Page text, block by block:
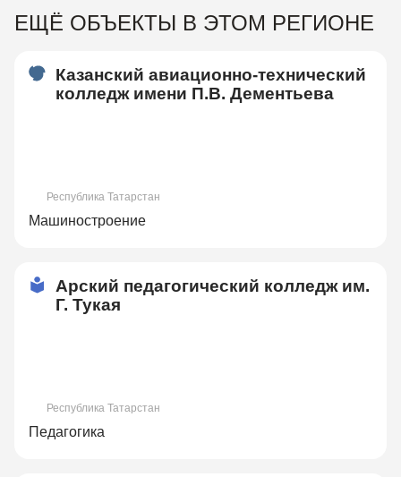
ЕЩЁ ОБЪЕКТЫ В ЭТОМ РЕГИОНЕ
Казанский авиационно-технический
колледж имени П.В. Дементьева
Республика Татарстан
Машиностроение
Арский педагогический колледж им.
Г. Тукая
Республика Татарстан
Педагогика